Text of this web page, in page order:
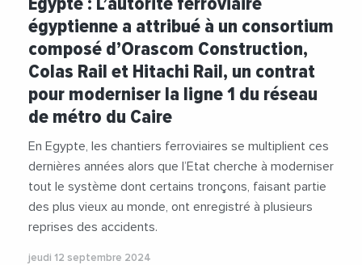
égyptienne a attribué à un consortium
composé d’Orascom Construction,
Colas Rail et Hitachi Rail, un contrat
pour moderniser la ligne 1 du réseau
de métro du Caire
En Egypte, les chantiers ferroviaires se multiplient ces
dernières années alors que l’Etat cherche à moderniser
tout le système dont certains tronçons, faisant partie
des plus vieux au monde, ont enregistré à plusieurs
reprises des accidents.
jeudi 12 septembre 2024